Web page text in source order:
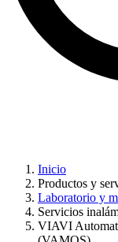
Inicio
Productos y
Laboratorio y
Servicios
VIAVI